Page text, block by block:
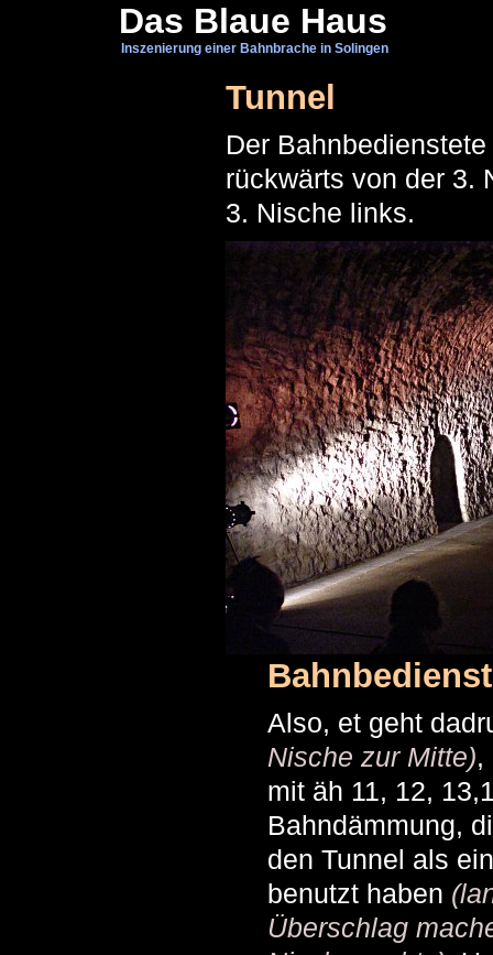
Das Blaue Haus
Inszenierung einer Bahnbrache in Solingen
Tunnel
Der
rückwärts von der 3.
3. Nische links.
Also, et geht
Nische zur Mitte),
mit äh 11, 12,
Bahndämmung,
den Tunnel als
benutzt haben
Überschlag